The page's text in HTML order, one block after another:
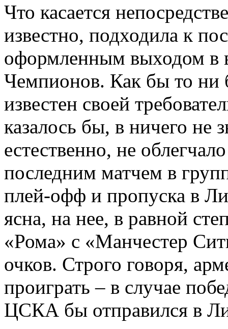
Что касается
известно, подходила к
оформленным выходом в
Чемпионов. Как бы то ни
известен своей
казалось бы, в ничего не
естественно, не
последним матчем в
плей-офф и пропуска в
ясна, на нее, в равной
«Рома» с «Манчестер
очков. Строго говоря,
проиграть – в случае
ЦСКА бы отправился в